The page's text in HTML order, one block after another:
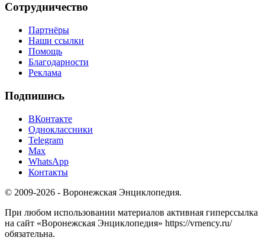
Сотрудничество
Партнёры
Наши ссылки
Помощь
Благодарности
Реклама
Подпишись
ВКонтакте
Одноклассники
Telegram
Max
WhatsApp
Контакты
© 2009-2026 - Воронежская Энциклопедия.
При любом использовании материалов активная гиперссылка
на сайт «Воронежская Энциклопедия» https://vrnency.ru/
обязательна.